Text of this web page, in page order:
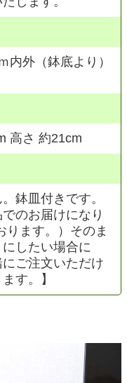
内外（鉢底より）
高さ 約21cm
鉢皿付きです。
のお届けになり
ります。）そのま
したい場合に
ご注文いただけ
す。】